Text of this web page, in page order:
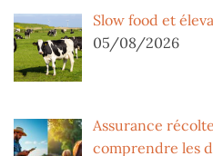
Slow food et
05/08/2026
Assurance
comprendre les